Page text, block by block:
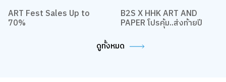
B2S X HHK ART AND
PAPER โปรคุ้ม..ส่งท้ายปี